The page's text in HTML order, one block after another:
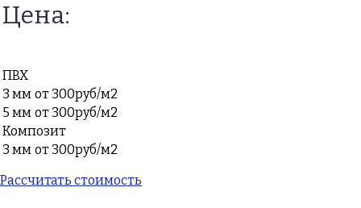
Цена:
ПВХ
3 мм от 300руб/м2
5 мм от 300руб/м2
Композит
3 мм от 300руб/м2
Рассчитать стоимость